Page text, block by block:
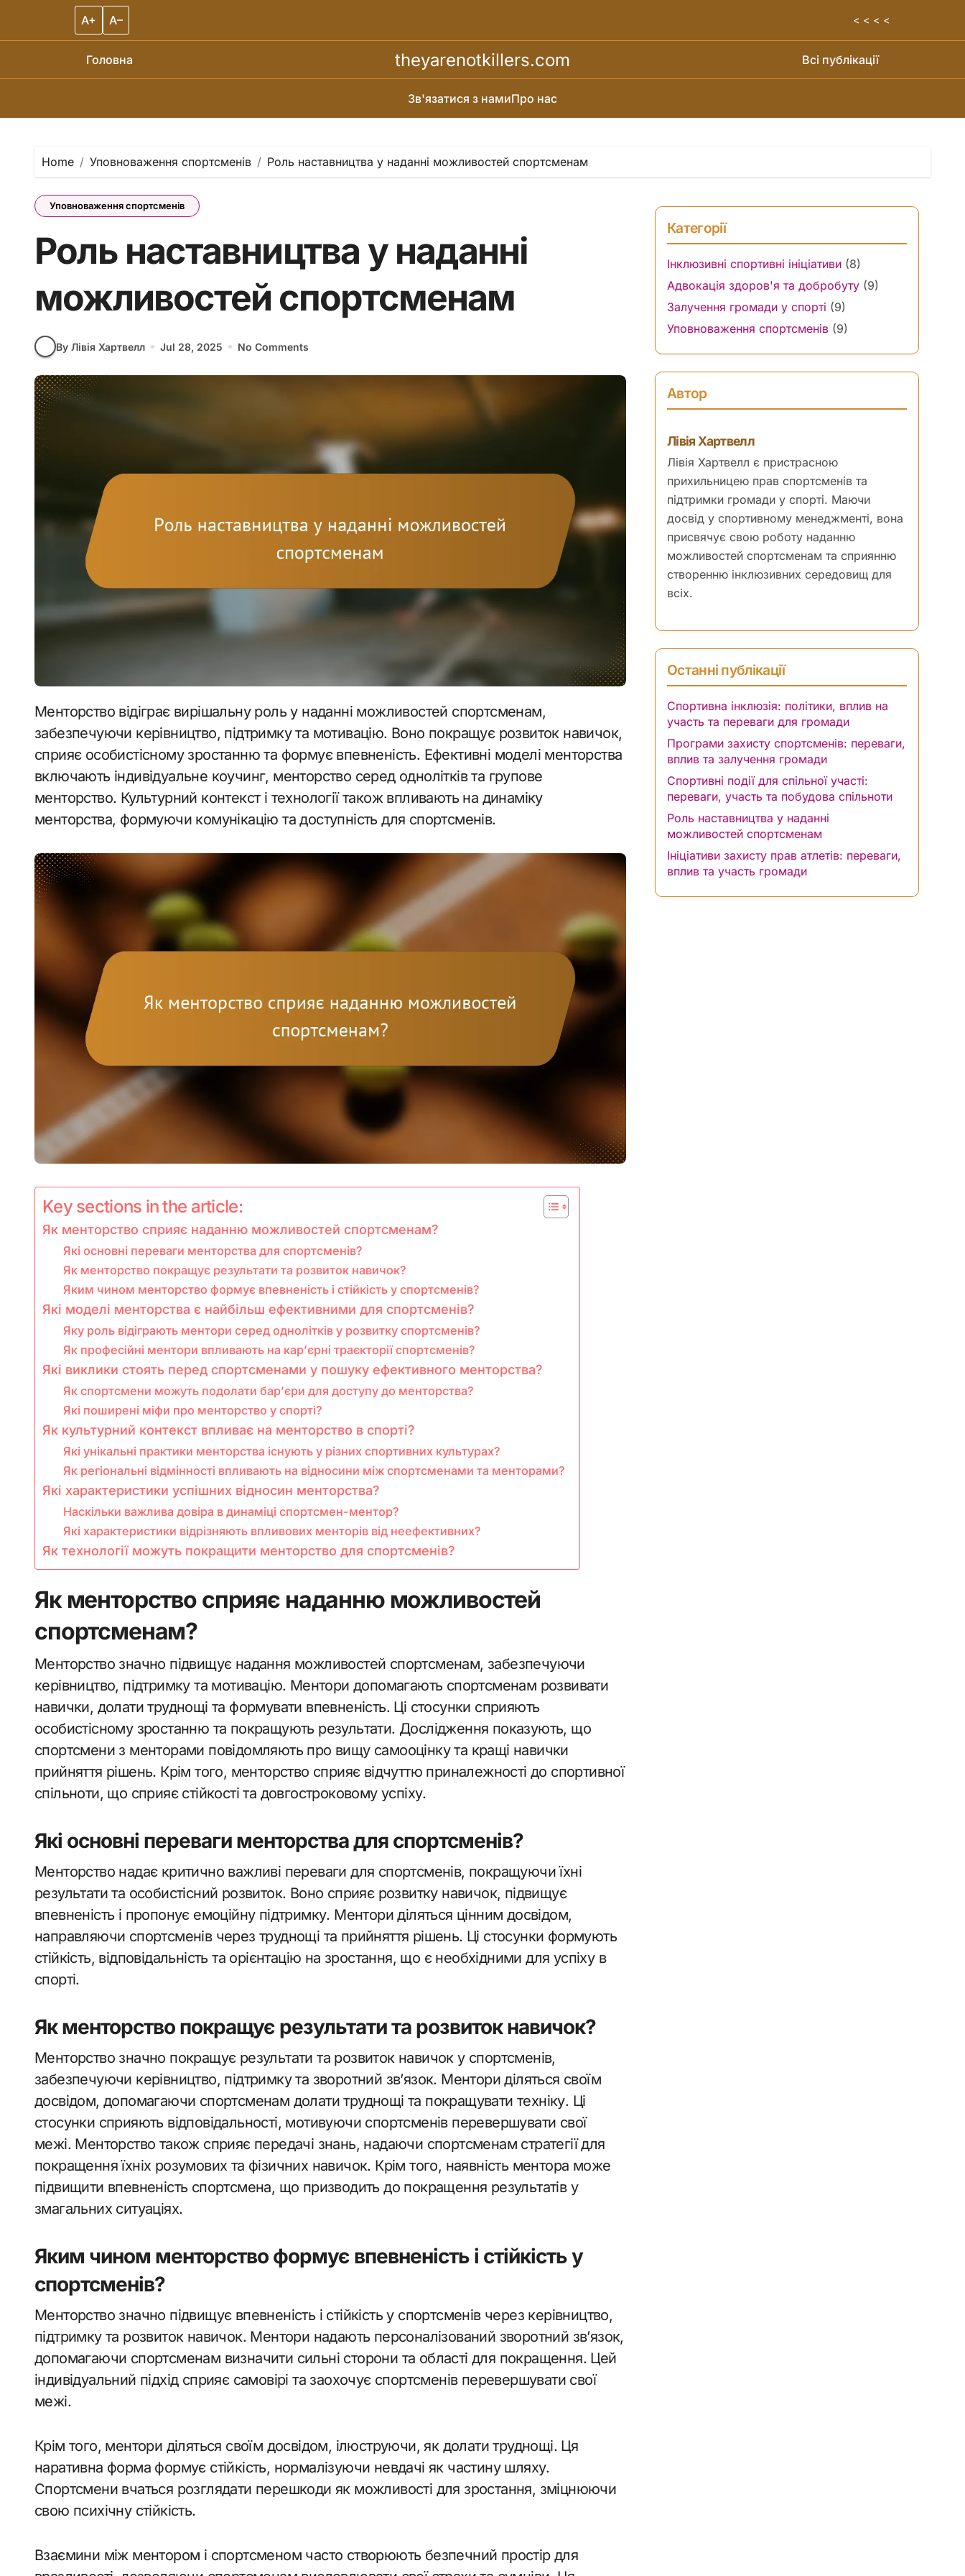
A+ A– < < < <
Головна theyarenotkillers.com Всі публікації
Зв'язатися з намиПро нас
Home Уповноваження спортсменів Роль наставництва у наданні можливостей спортсменам
Уповноваження спортсменів
Роль наставництва у наданні
можливостей спортсменам
By Лівія Хартвелл Jul 28, 2025 No Comments
Менторство відіграє вирішальну роль у наданні можливостей спортсменам,
забезпечуючи керівництво, підтримку та мотивацію. Воно покращує розвиток навичок,
сприяє особистісному зростанню та формує впевненість. Ефективні моделі менторства
включають індивідуальне коучинг, менторство серед однолітків та групове
менторство. Культурний контекст і технології також впливають на динаміку
менторства, формуючи комунікацію та доступність для спортсменів.
Key sections in the article:
Як менторство сприяє наданню можливостей спортсменам?
Які основні переваги менторства для спортсменів?
Як менторство покращує результати та розвиток навичок?
Яким чином менторство формує впевненість і стійкість у спортсменів?
Які моделі менторства є найбільш ефективними для спортсменів?
Яку роль відіграють ментори серед однолітків у розвитку спортсменів?
Як професійні ментори впливають на кар’єрні траєкторії спортсменів?
Які виклики стоять перед спортсменами у пошуку ефективного менторства?
Як спортсмени можуть подолати бар’єри для доступу до менторства?
Які поширені міфи про менторство у спорті?
Як культурний контекст впливає на менторство в спорті?
Які унікальні практики менторства існують у різних спортивних культурах?
Як регіональні відмінності впливають на відносини між спортсменами та менторами?
Які характеристики успішних відносин менторства?
Наскільки важлива довіра в динаміці спортсмен-ментор?
Які характеристики відрізняють впливових менторів від неефективних?
Як технології можуть покращити менторство для спортсменів?
Як менторство сприяє наданню можливостей
спортсменам?
Менторство значно підвищує надання можливостей спортсменам, забезпечуючи
керівництво, підтримку та мотивацію. Ментори допомагають спортсменам розвивати
навички, долати труднощі та формувати впевненість. Ці стосунки сприяють
особистісному зростанню та покращують результати. Дослідження показують, що
спортсмени з менторами повідомляють про вищу самооцінку та кращі навички
прийняття рішень. Крім того, менторство сприяє відчуттю приналежності до спортивної
спільноти, що сприяє стійкості та довгостроковому успіху.
Які основні переваги менторства для спортсменів?
Менторство надає критично важливі переваги для спортсменів, покращуючи їхні
результати та особистісний розвиток. Воно сприяє розвитку навичок, підвищує
впевненість і пропонує емоційну підтримку. Ментори діляться цінним досвідом,
направляючи спортсменів через труднощі та прийняття рішень. Ці стосунки формують
стійкість, відповідальність та орієнтацію на зростання, що є необхідними для успіху в
спорті.
Як менторство покращує результати та розвиток навичок?
Менторство значно покращує результати та розвиток навичок у спортсменів,
забезпечуючи керівництво, підтримку та зворотний зв’язок. Ментори діляться своїм
досвідом, допомагаючи спортсменам долати труднощі та покращувати техніку. Ці
стосунки сприяють відповідальності, мотивуючи спортсменів перевершувати свої
межі. Менторство також сприяє передачі знань, надаючи спортсменам стратегії для
покращення їхніх розумових та фізичних навичок. Крім того, наявність ментора може
підвищити впевненість спортсмена, що призводить до покращення результатів у
змагальних ситуаціях.
Яким чином менторство формує впевненість і стійкість у
спортсменів?
Менторство значно підвищує впевненість і стійкість у спортсменів через керівництво,
підтримку та розвиток навичок. Ментори надають персоналізований зворотний зв’язок,
допомагаючи спортсменам визначити сильні сторони та області для покращення. Цей
індивідуальний підхід сприяє самовірі та заохочує спортсменів перевершувати свої
межі.
Крім того, ментори діляться своїм досвідом, ілюструючи, як долати труднощі. Ця
наративна форма формує стійкість, нормалізуючи невдачі як частину шляху.
Спортсмени вчаться розглядати перешкоди як можливості для зростання, зміцнюючи
свою психічну стійкість.
Взаємини між ментором і спортсменом часто створюють безпечний простір для
Категорії
Інклюзивні спортивні ініціативи (8)
Адвокація здоров'я та добробуту (9)
Залучення громади у спорті (9)
Уповноваження спортсменів (9)
Автор
Лівія Хартвелл
Лівія Хартвелл є пристрасною
прихильницею прав спортсменів та
підтримки громади у спорті. Маючи
досвід у спортивному менеджменті, вона
присвячує свою роботу наданню
можливостей спортсменам та сприянню
створенню інклюзивних середовищ для
всіх.
Останні публікації
Спортивна інклюзія: політики, вплив на
участь та переваги для громади
Програми захисту спортсменів: переваги,
вплив та залучення громади
Спортивні події для спільної участі:
переваги, участь та побудова спільноти
Роль наставництва у наданні
можливостей спортсменам
Ініціативи захисту прав атлетів: переваги,
вплив та участь громади